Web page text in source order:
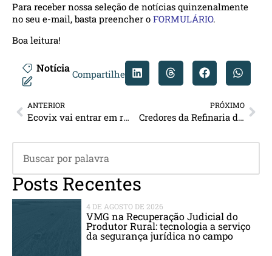
Para receber nossa seleção de notícias quinzenalmente
no seu e-mail, basta preencher o FORMULÁRIO.
Boa leitura!
Notícia Compartilhe
ANTERIOR
Ecovix vai entrar em recuperação judicial
PRÓXIMO
Credores da Refinaria de Manguinhos aprovam plano de recuperação judicial
Posts Recentes
4 DE AGOSTO DE 2026
VMG na Recuperação Judicial do
Produtor Rural: tecnologia a serviço
da segurança jurídica no campo